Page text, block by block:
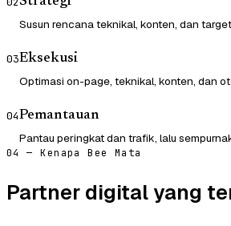
Susun rencana teknikal, konten, dan
03Eksekusi
Optimasi on-page, teknikal, konten, dan
04Pemantauan
Pantau peringkat dan trafik, lalu
04 — Kenapa Bee Mata
Partner digital yang